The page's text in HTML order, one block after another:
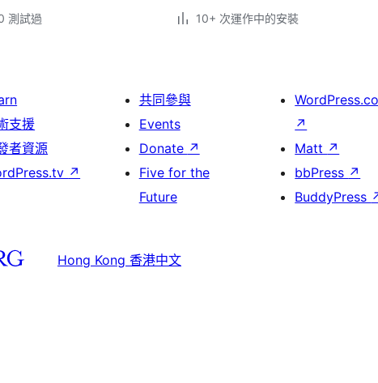
測試過
10+ 次運作中的安裝
支援
者資源
↗
共同參與
Events
Donate ↗
Five for the
Future
↗
Matt ↗
bbPress ↗
BuddyPress
Hong Kong 香港中文